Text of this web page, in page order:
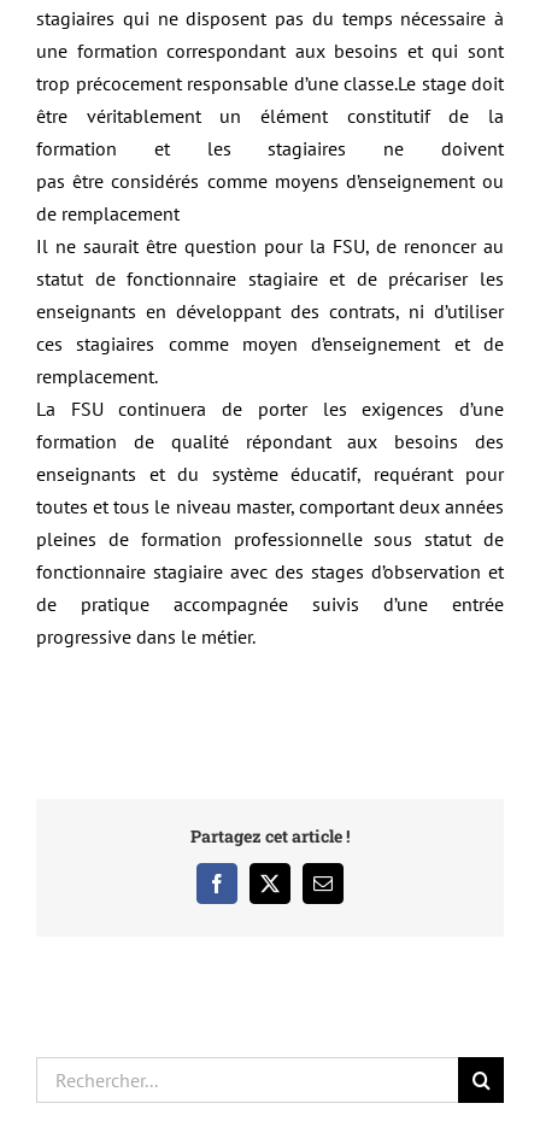
stagiaires qui ne disposent pas du temps nécessaire à
une formation correspondant aux besoins et qui sont
trop précocement responsable d’une classe.Le stage doit
être véritablement un élément constitutif de la
formation et les stagiaires ne doivent
pas être considérés comme moyens d’enseignement ou
de remplacement
Il ne saurait être question pour la FSU, de renoncer au
statut de fonctionnaire stagiaire et de précariser les
enseignants en développant des contrats, ni d’utiliser
ces stagiaires comme moyen d’enseignement et de
remplacement.
La FSU continuera de porter les exigences d’une
formation de qualité répondant aux besoins des
enseignants et du système éducatif, requérant pour
toutes et tous le niveau master, comportant deux années
pleines de formation professionnelle sous statut de
fonctionnaire stagiaire avec des stages d’observation et
de pratique accompagnée suivis d’une entrée
progressive dans le métier.
Partagez cet article !
Facebook
X Email
Rechercher: